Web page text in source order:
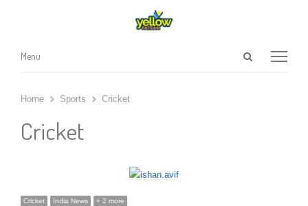
Open
Menu
Menu
Home Sports Cricket
Cricket
Cricket India News + 2 more